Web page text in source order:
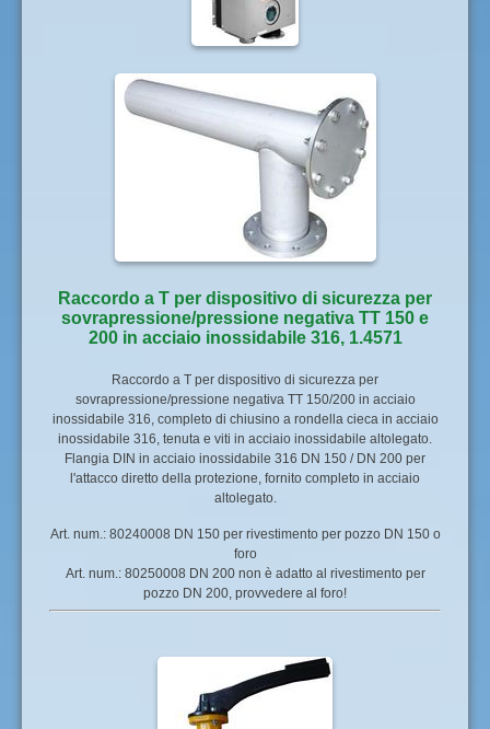
Raccordo a T per dispositivo di sicurezza per
sovrapressione/pressione negativa TT 150 e
200 in acciaio inossidabile 316, 1.4571
Raccordo a T per dispositivo di sicurezza per
sovrapressione/pressione negativa TT 150/200 in acciaio
inossidabile 316, completo di chiusino a rondella cieca in acciaio
inossidabile 316, tenuta e viti in acciaio inossidabile altolegato.
Flangia DIN in acciaio inossidabile 316 DN 150 / DN 200 per
l'attacco diretto della protezione, fornito completo in acciaio
altolegato.
Art. num.: 80240008 DN 150 per rivestimento per pozzo DN 150 o
foro
Art. num.: 80250008 DN 200 non è adatto al rivestimento per
pozzo DN 200, provvedere al foro!